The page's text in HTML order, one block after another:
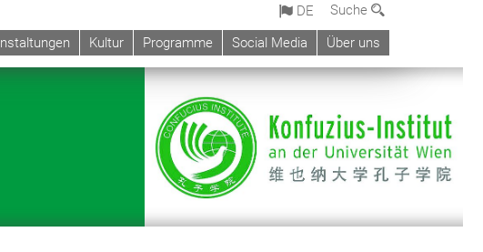
DE
Suche
Kultur Programme Social Media Über uns